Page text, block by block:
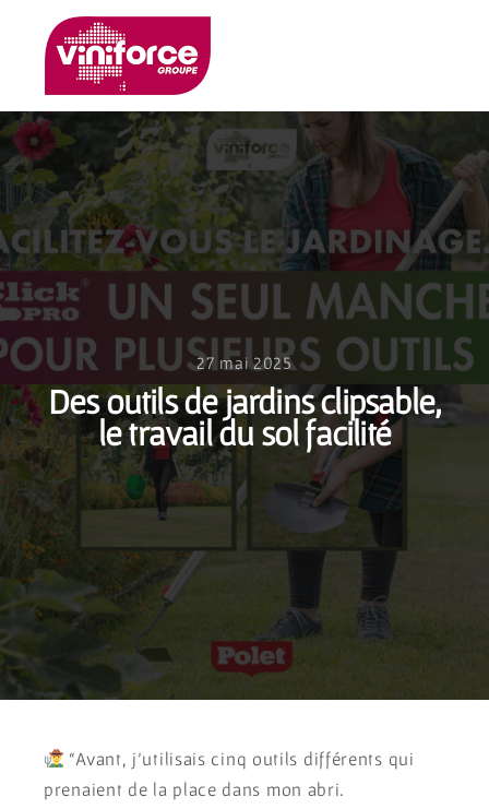
27 mai 2025
Des outils de jardins clipsable,
le travail du sol facilité
“Avant, j’utilisais cinq outils différents qui
prenaient de la place dans mon abri.